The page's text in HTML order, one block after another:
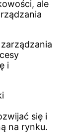
ale
i
się i
na rynku.